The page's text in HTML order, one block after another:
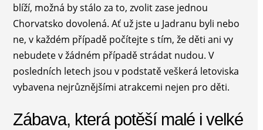
blíží, možná by stálo za to, zvolit zase jednou
Chorvatsko dovolená. Ať už jste u Jadranu byli nebo
ne, v každém případě počítejte s tím, že děti ani vy
nebudete v žádném případě strádat nudou. V
posledních letech jsou v podstatě veškerá letoviska
vybavena nejrůznějšími atrakcemi nejen pro děti.
Zábava, která potěší malé i velké